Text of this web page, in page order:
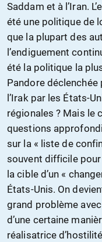
Saddam et à l’Iran.
été une politique de
que la plupart des
l’endiguement
été la politique la
Pandore déclenchée
l’Irak par les États-
régionales ? Mais le
questions
sur la « liste de
souvent difficile pour
la cible d’un «
États-Unis. On
grand problème
d’une certaine
réalisatrice